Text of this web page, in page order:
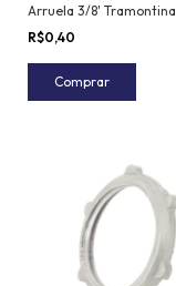
Arruela 3/8' Tramontina
R$0,40
Comprar